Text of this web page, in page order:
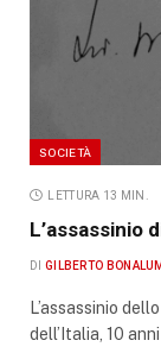
SOCIETÀ
LETTURA 13 MIN.
L’assassinio
DI GILBERTO
L’assassinio
dell’Italia, 10